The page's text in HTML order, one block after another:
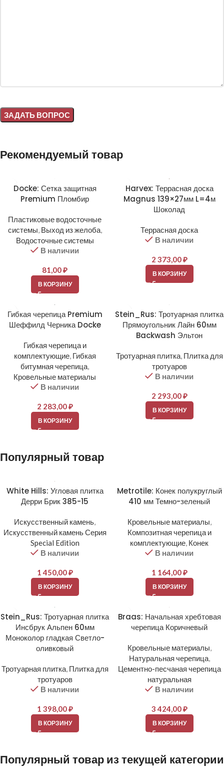
Рекомендуемый товар
Docke: Сетка защитная
Premium Пломбир
Пластиковые водосточные
системы, Выход из желоба,
Водосточные системы
В наличии
81,00₽
В КОРЗИНУ
Harvex: Террасная доска
Magnus 139×27мм L=4м
Шоколад
Террасная доска
В наличии
2 373,00₽
В КОРЗИНУ
Гибкая черепица Premium
Шеффилд Черника Docke
Гибкая черепица и
комплектующие, Гибкая
битумная черепица,
Кровельные материалы
В наличии
2 283,00₽
В КОРЗИНУ
Stein_Rus: Тротуарная плитка
Прямоугольник Лайн 60мм
Backwash Эльтон
Тротуарная плитка, Плитка для
тротуаров
В наличии
2 293,00₽
В КОРЗИНУ
Популярный товар
White Hills: Угловая плитка
Дерри Брик 385-15
Искусственный камень,
Искусственный камень Серия
Special Edition
В наличии
1 450,00₽
В КОРЗИНУ
Metrotile: Конек полукруглый
410 мм Темно-зеленый
Кровельные материалы,
Композитная черепица и
комплектующие, Конек
В наличии
1 164,00₽
В КОРЗИНУ
Stein_Rus: Тротуарная плитка
Инсбрук Альпен 60мм
Моноколор гладкая Светло-
оливковый
Тротуарная плитка, Плитка для
тротуаров
В наличии
1 398,00₽
В КОРЗИНУ
Braas: Начальная хребтовая
черепица Коричневый
Кровельные материалы,
Натуральная черепица,
Цементно-песчаная черепица
натуральная
В наличии
3 424,00₽
В КОРЗИНУ
Популярный товар из текущей категории